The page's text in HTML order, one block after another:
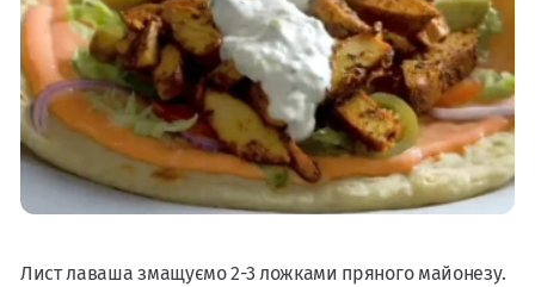
Лист лаваша змащуємо 2-3 ложками пряного майонезу.